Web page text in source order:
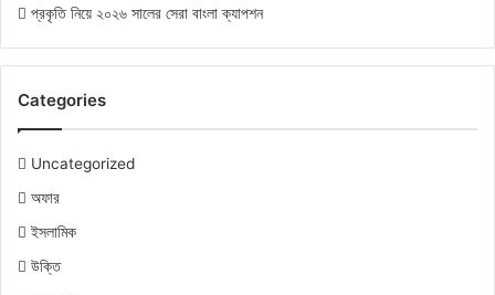
প্রকৃতি নিয়ে ২০২৬ সালের সেরা বাংলা ক্যাপশন
Categories
Uncategorized
অফার
ইসলামিক
উক্তি